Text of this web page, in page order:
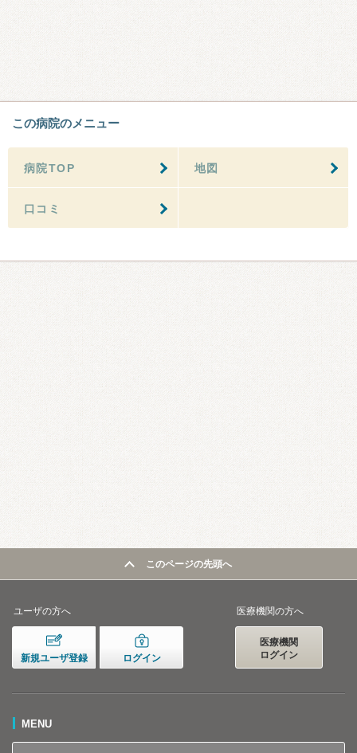
この病院のメニュー
病院TOP 地図
口コミ
このページの先頭へ
ユーザの方へ
新規ユーザ登録 ログイン
医療機関の方へ
医療機関
ログイン
MENU